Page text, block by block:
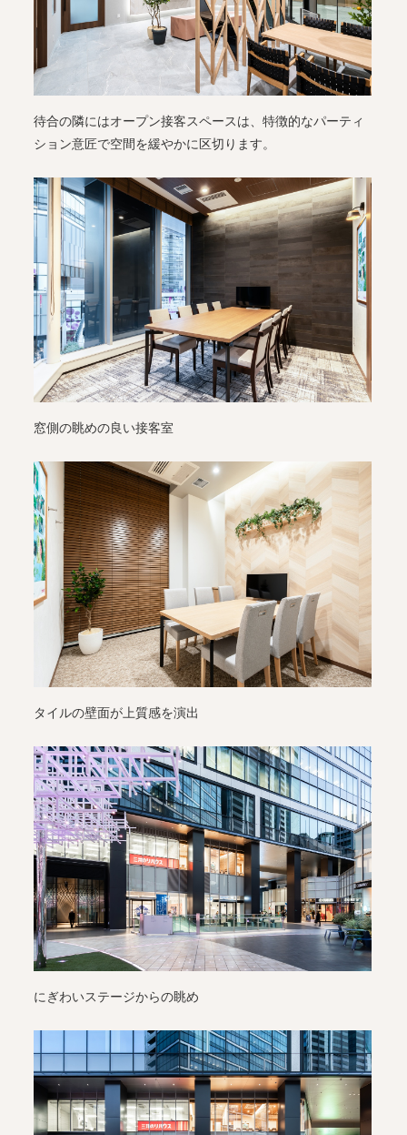
待合の隣にはオープン接客スペースは、特徴的なパーティ
ション意匠で空間を緩やかに区切ります。
窓側の眺めの良い接客室
タイルの壁面が上質感を演出
にぎわいステージからの眺め